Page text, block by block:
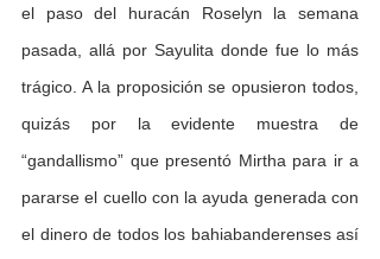
el paso del huracán Roselyn la semana
pasada, allá por Sayulita donde fue lo más
trágico. A la proposición se opusieron todos,
quizás por la evidente muestra de
“gandallismo” que presentó Mirtha para ir a
pararse el cuello con la ayuda generada con
el dinero de todos los bahiabanderenses así